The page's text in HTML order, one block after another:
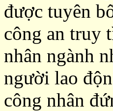
được tuyên
công an truy
nhân ngành
người lao
công nhân